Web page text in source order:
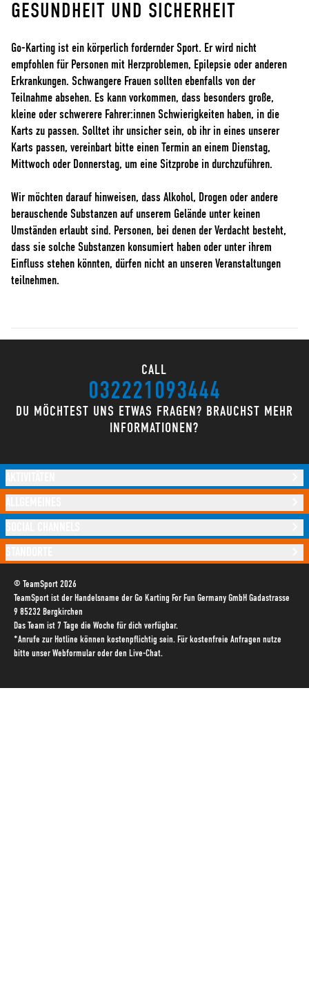
GESUNDHEIT UND SICHERHEIT
Go-Karting ist ein körperlich fordernder Sport. Er wird nicht
empfohlen für Personen mit Herzproblemen, Epilepsie oder anderen
Erkrankungen. Schwangere Frauen sollten ebenfalls von der
Teilnahme absehen. Es kann vorkommen, dass besonders große,
kleine oder schwerere Fahrer:innen Schwierigkeiten haben, in die
Karts zu passen. Solltet ihr unsicher sein, ob ihr in eines unserer
Karts passen, vereinbart bitte einen Termin an einem Dienstag,
Mittwoch oder Donnerstag, um eine Sitzprobe in durchzuführen.
Wir möchten darauf hinweisen, dass Alkohol, Drogen oder andere
berauschende Substanzen auf unserem Gelände unter keinen
Umständen erlaubt sind. Personen, bei denen der Verdacht besteht,
dass sie solche Substanzen konsumiert haben oder unter ihrem
Einfluss stehen könnten, dürfen nicht an unseren Veranstaltungen
teilnehmen.
CALL
032221093444
DU MÖCHTEST UNS ETWAS FRAGEN? BRAUCHST MEHR
INFORMATIONEN?
© TeamSport 2026
TeamSport ist der Handelsname der Go Karting For Fun Germany GmbH Gadastrasse
9 85232 Bergkirchen
Das Team ist 7 Tage die Woche für dich verfügbar.
*Anrufe zur Hotline können kostenpflichtig sein. Für kostenfreie Anfragen nutze
bitte unser Webformular oder den Live-Chat.